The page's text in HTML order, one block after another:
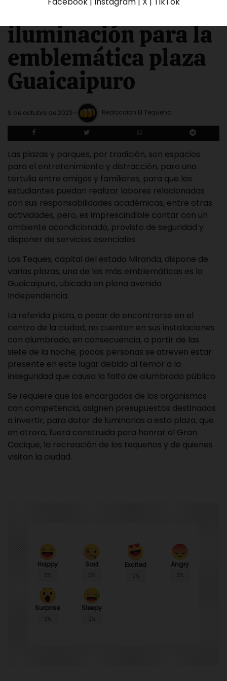
claman por
iluminación para la
emblemática plaza
Guaicaipuro
9 de octubre de 2023 Redaccion El Tequeno
Las plazas y parques, por tradición, son espacios
para el entretenimiento y distracción, para una
tertulia entre amigos y familiares, para que los
estudiantes puedan realizar labores relacionadas
con sus responsabilidades académicas, entre otras
actividades, pero, es imprescindible contar con un
ambiente acondicionado, provisto de seguridad y
disponer de servicios esenciales.
Los Teques, capital del estado Miranda, dispone de
varias plazas, una de las más emblemáticas es la
Guaicaipuro, ubicada en plena avenida
Independencia.
La referida plaza, a pesar de encontrarse en el
centro de la ciudad, no cuentan en sus instalaciones
con alumbrado, en consecuencia, a partir de las
siete de la noche, pocas personas se atreven estar
presente en este lugar debido al temor a la
inseguridad que causa la falta de alumbrado público.
Se requiere que los encargados de los organismos
con competencia, asignen presupuestos destinados
a invertir, para dotar de luminarias a esta plaza, que
en otrora, fuera construida para honrar al Gran
Cacique, la recreación de los tequeños y de quienes
visitan la ciudad.
Happy
0%
Sad
0%
Excited
0%
Angry
0%
Surprise
0%
Sleepy
0%